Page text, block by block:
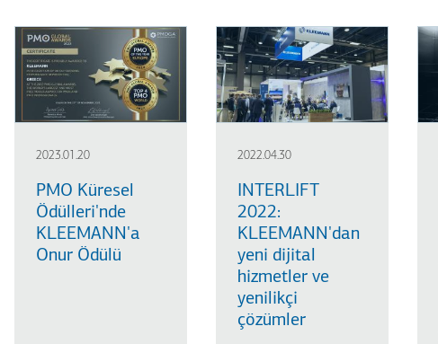
2023.01.20
PMO Küresel
Ödülleri'nde
KLEEMANN'a
Onur Ödülü
2022.04.30
INTERLIFT
2022:
KLEEMANN'dan
yeni dijital
hizmetler ve
yenilikçi
çözümler